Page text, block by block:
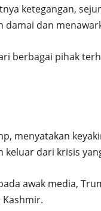
ketegangan,
damai dan
berbagai pihak
menyatakan
keluar dari krisis
awak media,